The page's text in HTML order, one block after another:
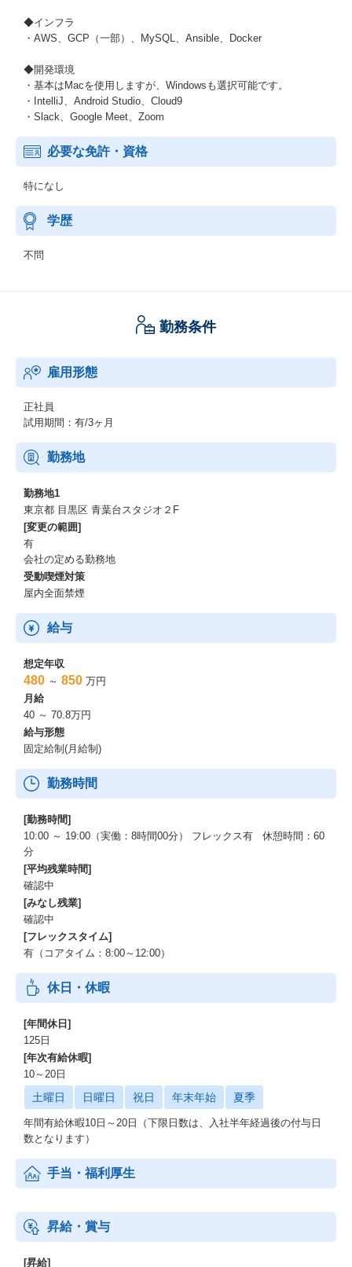
◆インフラ
・AWS、GCP（一部）、MySQL、Ansible、Docker
◆開発環境
・基本はMacを使用しますが、Windowsも選択可能です。
・IntelliJ、Android Studio、Cloud9
・Slack、Google Meet、Zoom
必要な免許・資格
特になし
学歴
不問
勤務条件
雇用形態
正社員
試用期間：有/3ヶ月
勤務地
勤務地1
東京都 目黒区 青葉台スタジオ２F
[変更の範囲]
有
会社の定める勤務地
受動喫煙対策
屋内全面禁煙
給与
想定年収
480 ～ 850 万円
月給
40 ～ 70.8万円
給与形態
固定給制(月給制)
勤務時間
[勤務時間]
10:00 ～ 19:00（実働：8時間00分） フレックス有 休憩時間：60
分
[平均残業時間]
確認中
[みなし残業]
確認中
[フレックスタイム]
有（コアタイム：8:00～12:00）
休日・休暇
[年間休日]
125日
[年次有給休暇]
10～20日
土曜日 日曜日 祝日 年末年始 夏季
年間有給休暇10日～20日（下限日数は、入社半年経過後の付与日
数となります）
手当・福利厚生
昇給・賞与
[昇給]